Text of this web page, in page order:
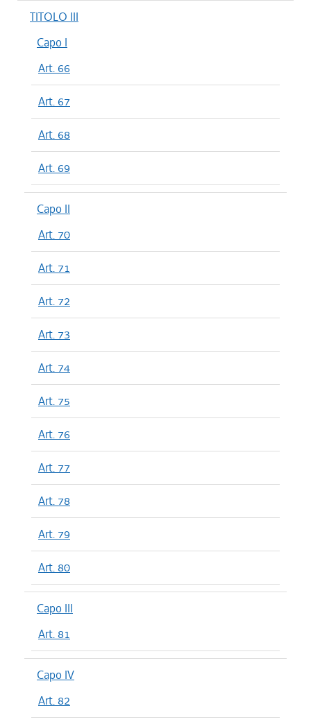
TITOLO III
Capo I
Art. 66
Art. 67
Art. 68
Art. 69
Capo II
Art. 70
Art. 71
Art. 72
Art. 73
Art. 74
Art. 75
Art. 76
Art. 77
Art. 78
Art. 79
Art. 80
Capo III
Art. 81
Capo IV
Art. 82